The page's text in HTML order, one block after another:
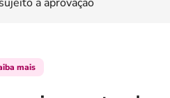
mais